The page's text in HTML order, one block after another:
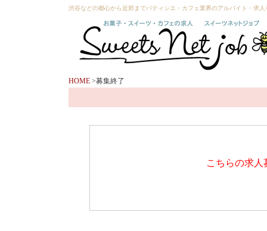
渋谷などの都心から近郊までパティシエ・カフェ業界のアルバイト・求人
HOME >募集終了
こちらの求